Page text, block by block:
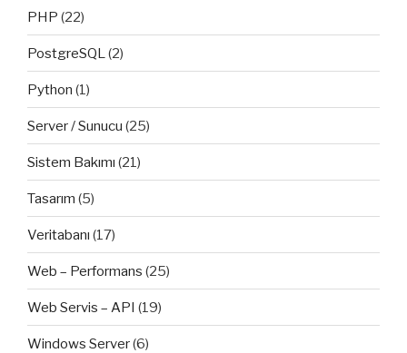
PHP (22)
PostgreSQL(2)
Python (1)
Server / Sunucu (25)
Sistem Bakımı (21)
Tasarım (5)
Veritabanı (17)
Web – Performans (25)
Web Servis – API (19)
Windows Server(6)